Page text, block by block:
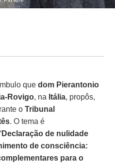
quedom Pierantonio
Rovigo, na Itália, propôs,
oTribunal
. O tema é
Declaração de nulidade
de consciência:
para o